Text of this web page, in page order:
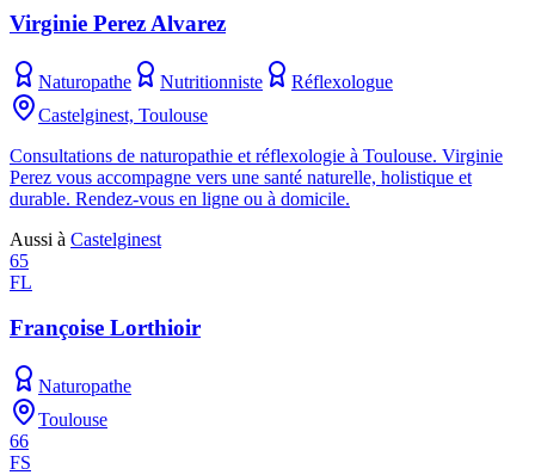
Virginie Perez Alvarez
Naturopathe Nutritionniste
Réflexologue
Castelginest, Toulouse
Consultations de naturopathie et réflexologie à Toulouse. Virginie
Perez vous accompagne vers une santé naturelle, holistique et
durable. Rendez-vous en ligne ou à domicile.
Aussi à Castelginest
65
FL
Françoise Lorthioir
Naturopathe
Toulouse
66
FS